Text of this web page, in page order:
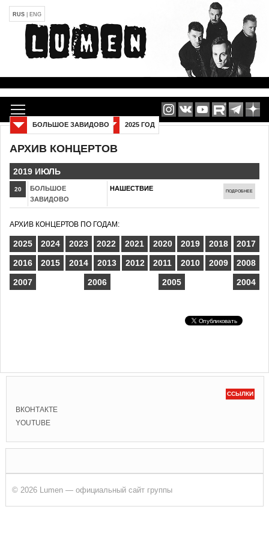
RUS ENG
АРХИВ КОНЦЕРТОВ
2025 ГОД
БОЛЬШОЕ ЗАВИДОВО
2019 ИЮЛЬ
20
БОЛЬШОЕ
ЗАВИДОВО
НАШЕСТВИЕ ПОДРОБНЕЕ
АРХИВ КОНЦЕРТОВ ПО ГОДАМ:
2025 2024 2023 2022 2021 2020 2019 2018
2017
2016
2015 2014 2013 2012 2011 2010 2009
2008
2007
2006 2005 2004
ССЫЛКИ
ВКОНТАКТЕ
YOUTUBE
© 2026 Lumen — официальный сайт группы